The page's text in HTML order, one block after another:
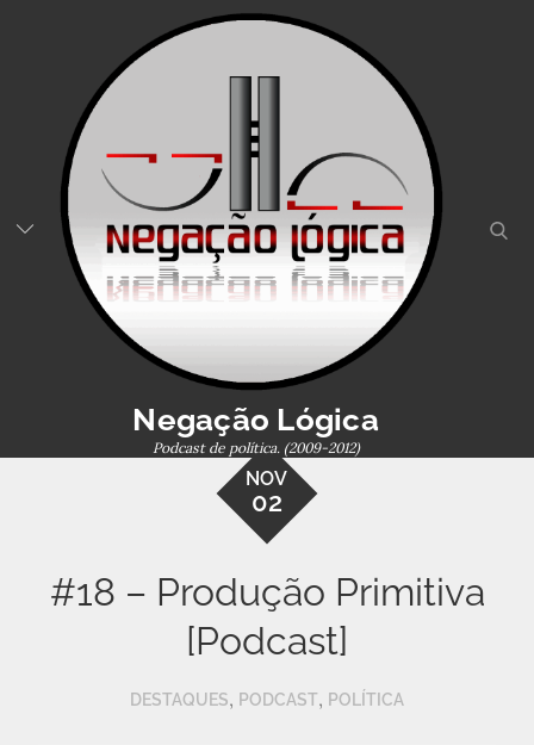
Negação Lógica
Podcast de política. (2009-2012)
NOV
02
#18 – Produção Primitiva
[Podcast]
DESTAQUES, PODCAST, POLÍTICA